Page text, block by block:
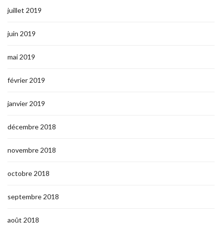
juillet 2019
juin 2019
mai 2019
février 2019
janvier 2019
décembre 2018
novembre 2018
octobre 2018
septembre 2018
août 2018